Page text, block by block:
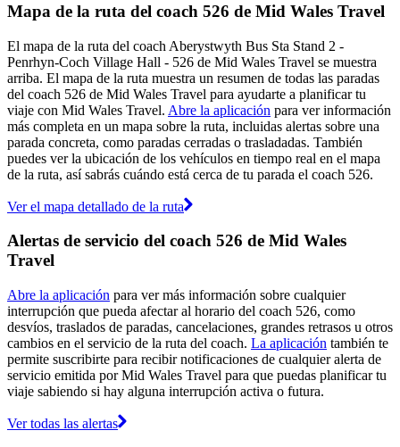
Mapa de la ruta del coach 526 de Mid Wales Travel
El mapa de la ruta del coach Aberystwyth Bus Sta Stand 2 -
Penrhyn-Coch Village Hall - 526 de Mid Wales Travel se muestra
arriba. El mapa de la ruta muestra un resumen de todas las paradas
del coach 526 de Mid Wales Travel para ayudarte a planificar tu
viaje con Mid Wales Travel. Abre la aplicación para ver información
más completa en un mapa sobre la ruta, incluidas alertas sobre una
parada concreta, como paradas cerradas o trasladadas. También
puedes ver la ubicación de los vehículos en tiempo real en el mapa
de la ruta, así sabrás cuándo está cerca de tu parada el coach 526.
Ver el mapa detallado de la ruta
Alertas de servicio del coach 526 de Mid Wales
Travel
Abre la aplicación para ver más información sobre cualquier
interrupción que pueda afectar al horario del coach 526, como
desvíos, traslados de paradas, cancelaciones, grandes retrasos u otros
cambios en el servicio de la ruta del coach. La aplicación también te
permite suscribirte para recibir notificaciones de cualquier alerta de
servicio emitida por Mid Wales Travel para que puedas planificar tu
viaje sabiendo si hay alguna interrupción activa o futura.
Ver todas las alertas